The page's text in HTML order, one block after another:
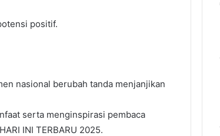
positif.
nasional berubah tanda menjanjikan
serta menginspirasi pembaca
INI TERBARU 2025.